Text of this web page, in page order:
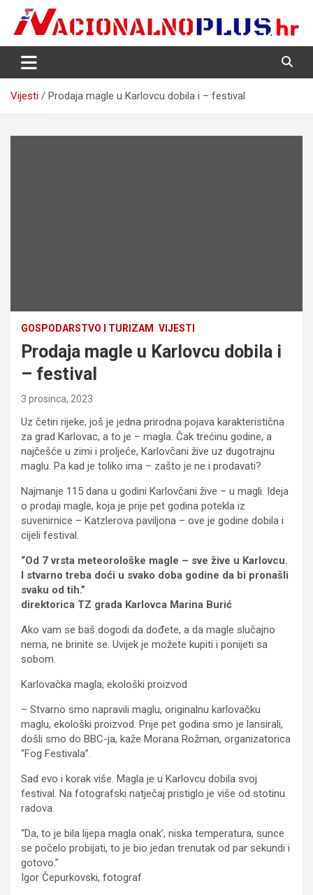
content
NacionalnoPlus.hr
Nacija želi znati više
Vijesti Prodaja magle u Karlovcu dobila i – festival
GOSPODARSTVO I TURIZAM VIJESTI
Prodaja magle u Karlovcu dobila i
– festival
3 prosinca, 2023
Uz četiri rijeke, još je jedna prirodna pojava karakteristična
za grad Karlovac, a to je – magla. Čak trećinu godine, a
najčešće u zimi i proljeće, Karlovčani žive uz dugotrajnu
maglu. Pa kad je toliko ima – zašto je ne i prodavati?
Najmanje 115 dana u godini Karlovčani žive – u magli. Ideja
o prodaji magle, koja je prije pet godina potekla iz
suvenirnice – Katzlerova paviljona – ove je godine dobila i
cijeli festival.
“Od 7 vrsta meteorološke magle – sve žive u Karlovcu.
I stvarno treba doći u svako doba godine da bi pronašli
svaku od tih.”
direktorica TZ grada Karlovca Marina Burić
Ako vam se baš dogodi da dođete, a da magle slučajno
nema, ne brinite se. Uvijek je možete kupiti i ponijeti sa
sobom.
Karlovačka magla, ekološki proizvod
– Stvarno smo napravili maglu, originalnu karlovačku
maglu, ekološki proizvod. Prije pet godina smo je lansirali,
došli smo do BBC-ja, kaže Morana Rožman, organizatorica
“Fog Festivala”.
Sad evo i korak više. Magla je u Karlovcu dobila svoj
festival. Na fotografski natječaj pristiglo je više od stotinu
radova.
“Da, to je bila lijepa magla onak’, niska temperatura, sunce
se počelo probijati, to je bio jedan trenutak od par sekundi i
gotovo.”
Igor Čepurkovski, fotograf